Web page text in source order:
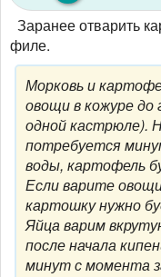
Заранее отварить
филе.
Морковь и
овощи в кожуре
одной кастрюле).
потребуется
воды, картофель
Если варите
картошку нужно
Яйца варим
после начала
минут с момента